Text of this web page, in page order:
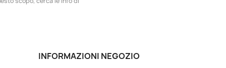
INFORMAZIONI NEGOZIO